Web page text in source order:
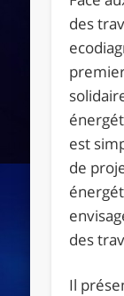
des
est
de
des
Il